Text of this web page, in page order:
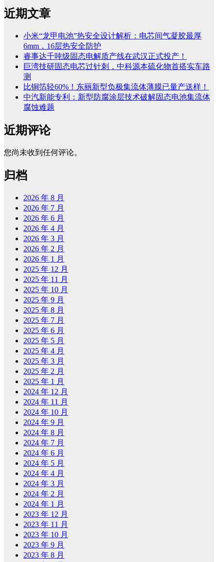
近期文章
小米“龙甲电池”热安全设计解析：电芯间气凝胶最厚
6mm，16层热安全防护
睿事达千吨级固态电解质产线在武汉正式投产！
巨湾技研固态电芯过针刺，中科源本硫化物首搭实车路
测
比铜箔轻60%！东丽新型负极集流体薄膜已量产送样！
中汽新能专利：新型防腐涂层技术破解固态电池集流体
腐蚀难题
近期评论
您尚未收到任何评论。
归档
2026 年 8 月
2026 年 7 月
2026 年 6 月
2026 年 4 月
2026 年 3 月
2026 年 2 月
2026 年 1 月
2025 年 12 月
2025 年 11 月
2025 年 10 月
2025 年 9 月
2025 年 8 月
2025 年 7 月
2025 年 6 月
2025 年 5 月
2025 年 4 月
2025 年 3 月
2025 年 2 月
2025 年 1 月
2024 年 12 月
2024 年 11 月
2024 年 10 月
2024 年 9 月
2024 年 8 月
2024 年 7 月
2024 年 6 月
2024 年 5 月
2024 年 4 月
2024 年 3 月
2024 年 2 月
2024 年 1 月
2023 年 12 月
2023 年 11 月
2023 年 10 月
2023 年 9 月
2023 年 8 月